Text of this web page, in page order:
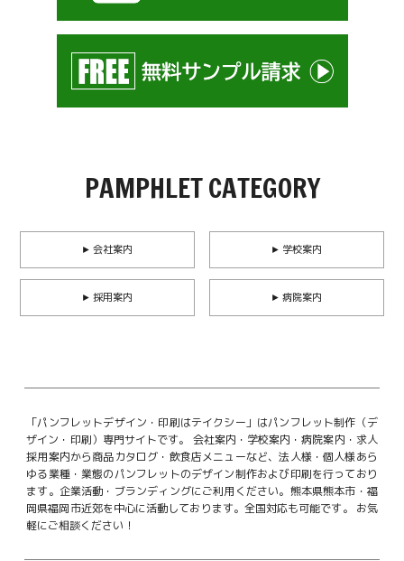
PAMPHLET CATEGORY
► 会社案内 ► 学校案内
► 採用案内 ► 病院案内
「パンフレットデザイン・印刷はテイクシー」はパンフレット制作（デ
ザイン・印刷）専門サイトです。
会社案内・学校案内・病院案内・求人
採用案内から商品カタログ・飲食店メニューなど、法人様・個人様あら
ゆる業種・業態のパンフレットのデザイン制作および印刷を行っており
ます。企業活動・ブランディングにご利用ください。 熊本県熊本市・福
岡県福岡市近郊を中心に活動しております。全国対応も可能です。
お気
軽にご相談ください！